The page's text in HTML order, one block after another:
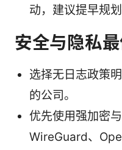
动，建议提早规划
安全与隐私
选择无日志政策
的公司。
优先使用强加密
WireGuard、